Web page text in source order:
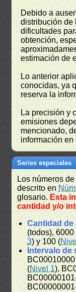
Debido a
distribución de
dificultades
obtención,
estimación de
Lo anterior
conocidas, ya
reserva la
La precisión y
emisiones
mencionado,
información en
Series especiales
Los números
descrito en
glosario. Esta
cantidad y/o
Cantidad de
(todos), 6000
3) y 100 (
Intervalo de
(Nivel 1),